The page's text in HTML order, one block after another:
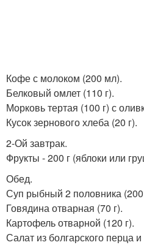
Кофе с молоком (200 мл).
Белковый омлет (110 г).
Морковь тертая (100 г) с
Кусок зернового хлеба (20 г).
2-Ой завтрак.
Фрукты - 200 г (яблоки или
Обед.
Суп рыбный 2 половника
Говядина отварная (70 г).
Картофель отварной (120 г).
Салат из болгарского перца и